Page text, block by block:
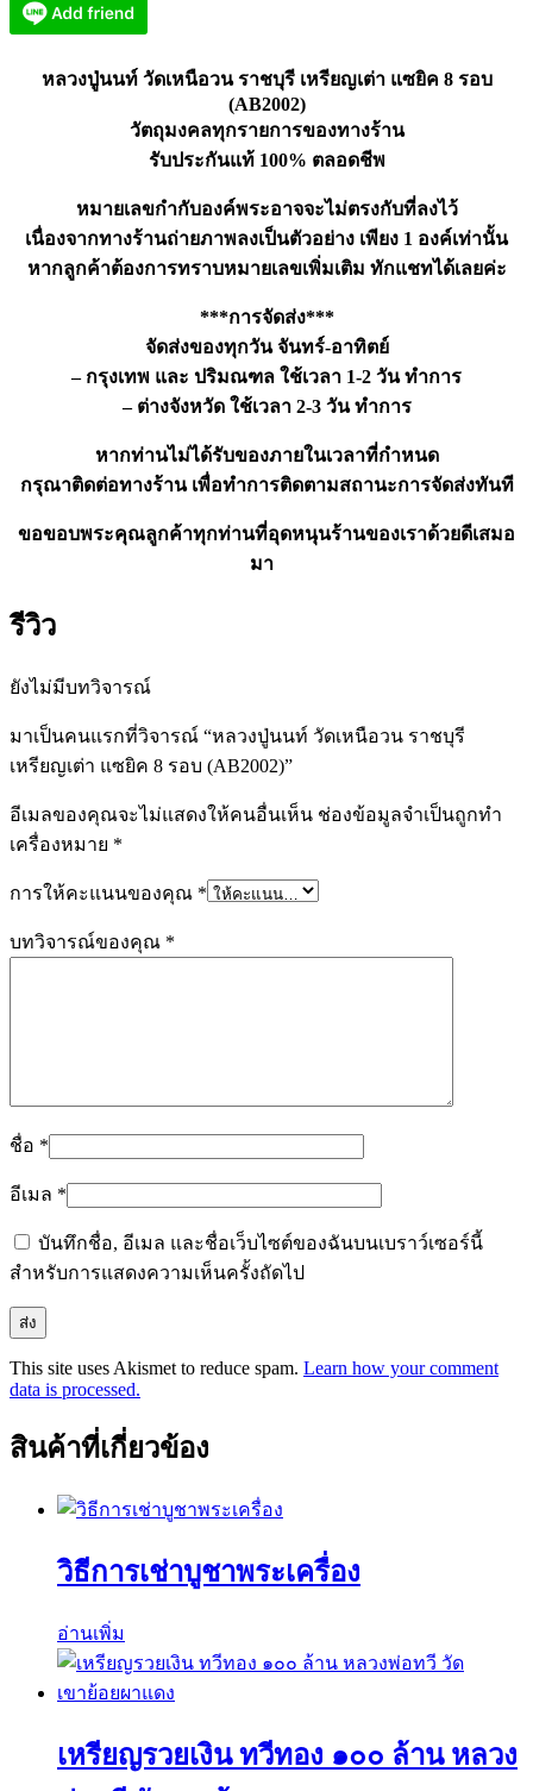
เต่า
หลวงปู่นนท์ วัดเหนือวน ราชบุรี เหรียญเต่า แซยิค 8 รอบ
(AB2002)
วัตถุมงคลทุกรายการของทางร้าน
รับประกันแท้ 100% ตลอดชีพ
หมายเลขกำกับองค์พระอาจจะไม่ตรงกับที่ลงไว้
เนื่องจากทางร้านถ่ายภาพลงเป็นตัวอย่าง เพียง 1 องค์เท่านั้น
หากลูกค้าต้องการทราบหมายเลขเพิ่มเติม ทักแชทได้เลยค่ะ
***การจัดส่ง***
จัดส่งของทุกวัน จันทร์-อาทิตย์
– กรุงเทพ และ ปริมณฑล ใช้เวลา 1-2 วัน ทำการ
– ต่างจังหวัด ใช้เวลา 2-3 วัน ทำการ
หากท่านไม่ได้รับของภายในเวลาที่กำหนด
กรุณาติดต่อทางร้าน เพื่อทำการติดตามสถานะการจัดส่งทันที
ขอขอบพระคุณลูกค้าทุกท่านที่อุดหนุนร้านของเราด้วยดีเสมอ
มา
รีวิว
ยังไม่มีบทวิจารณ์
มาเป็นคนแรกที่วิจารณ์ “หลวงปู่นนท์ วัดเหนือวน ราชบุรี
เหรียญเต่า แซยิค 8 รอบ (AB2002)”
อีเมลของคุณจะไม่แสดงให้คนอื่นเห็น ช่องข้อมูลจำเป็นถูกทำ
เครื่องหมาย *
การให้คะแนนของคุณ *
บทวิจารณ์ของคุณ *
ชื่อ *
อีเมล *
บันทึกชื่อ, อีเมล และชื่อเว็บไซต์ของฉันบนเบราว์เซอร์นี้
สำหรับการแสดงความเห็นครั้งถัดไป
This site uses Akismet to reduce spam. Learn how your comment
data is processed.
สินค้าที่เกี่ยวข้อง
วิธีการเช่าบูชาพระเครื่อง
อ่านเพิ่ม
เหรียญรวยเงิน ทวีทอง ๑๐๐ ล้าน หลวง